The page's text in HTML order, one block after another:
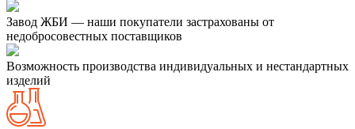
Завод ЖБИ — наши покупатели застрахованы от
недобросовестных поставщиков
Возможность производства индивидуальных и нестандартных
изделий